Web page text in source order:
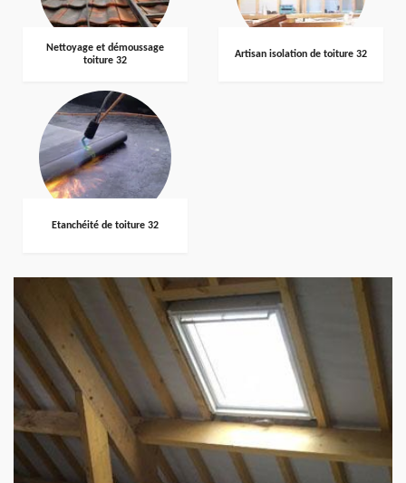
Nettoyage et démoussage
toiture 32
Artisan isolation de toiture 32
Etanchéité de toiture 32